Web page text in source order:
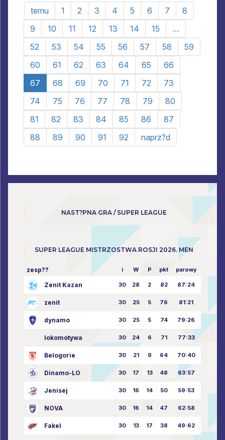
temu 1 2 3 4 5 6 7
8
9
10 11 12 13 14 15
…
52
53 54 55 56 57 58
59
60
61 62 63 64 65
66
67
68 69 70 71 72
73
74
75 76 77 78 79
80
81
82 83 84 85 86
87
88
89 90 91 92 naprz?d
NAST?PNA GRA / SUPER LEAGUE
SUPER LEAGUE MISTRZOSTWA ROSJI 2026. MEN
zesp?? i W P pkt parowy
Zenit Kazan 30 28 2 82 87:24
zenit 30 25 5 76 81:21
dynamo 30 25 5 74 79:26
lokomotywa 30 24 6 71 77:33
Belogorie 30 21 9 64 70:40
Dinamo-LO 30 17 13 48 63:57
Jenisej 30 16 14 50 59:53
NOVA 30 16 14 47 62:58
Fakel 30 13 17 38 49:62